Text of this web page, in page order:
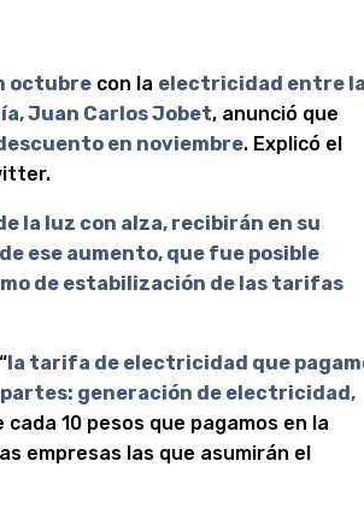
octubre con la electricidad entre
Juan Carlos Jobet, anunció que
en noviembre. Explicó el
la luz con alza, recibirán en su
ese aumento, que fue posible
de estabilización de las tarifas
la tarifa de electricidad que
partes: generación de electricidad,
cada 10 pesos que pagamos en la
empresas las que asumirán el